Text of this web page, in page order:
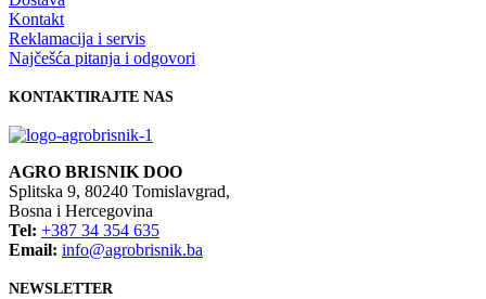
Kontakt
Reklamacija i servis
Najčešća pitanja i odgovori
KONTAKTIRAJTE NAS
AGRO BRISNIK DOO
Splitska 9, 80240 Tomislavgrad,
Bosna i Hercegovina
Tel: +387 34 354 635
Email: info@agrobrisnik.ba
NEWSLETTER